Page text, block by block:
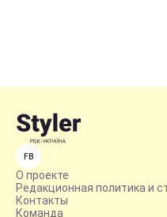
FB
О проекте
Редакционная политика и
Контакты
Команда